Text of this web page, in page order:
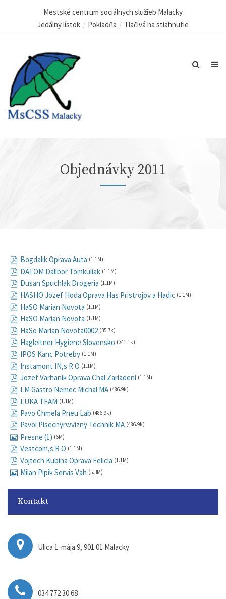
Mestské centrum sociálnych služieb Malacky
Jedálny lístok
Pokladňa Tlačivá na stiahnutie
Objednávky 2011
Bogdalik Oprava Auta (1.1M)
DATOM Dalibor Tomkuliak (1.1M)
Dusan Spuchlak Drogeria (1.1M)
HASHO Jozef Hoda Oprava Has Pristrojov a Hadic (1.1M)
HaSO Marian Novota (1.1M)
HaSO Marian Novota (1.1M)
HaSo Marian Novota0002 (35.7k)
Hagleitner Hygiene Slovensko (341.1k)
IPOS Kanc Potreby (1.1M)
Instamont IN,s R O (1.1M)
Jozef Varhanik Oprava Chal Zariadeni (1.1M)
LM Gastro Nemec Michal MA (486.9k)
LUKA TEAM (1.1M)
Pavo Chmela Pneu Lab (486.9k)
Pavol Pisecnyrwvizny Technik MA (486.9k)
Presne (1) (6M)
Vestcom,s R O (1.1M)
Vojtech Kubina Oprava Felicia (1.1M)
Milan Pipik Servis Vah (5.3M)
Kontakt
Ulica 1. mája 9, 901 01 Malacky
034 772 30 68